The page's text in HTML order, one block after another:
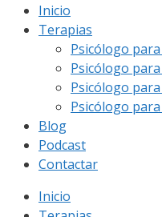
Inicio
Terapias
Psicólogo
Psicólogo
Psicólogo
Psicólogo
Blog
Podcast
Contactar
Inicio